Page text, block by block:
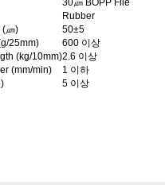
30㎛ BOPP File
Rubber
(㎛)
50±5
25mm)
600 이상
(kg/10mm)2.6 이상
(mm/min)
1 이하
5 이상